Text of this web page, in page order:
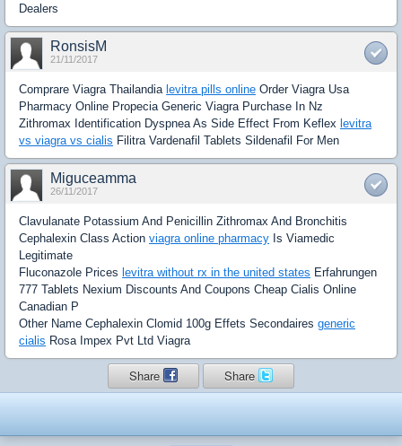
Dealers
RonsisM
21/11/2017
Comprare Viagra Thailandia levitra pills online Order Viagra Usa
Pharmacy Online Propecia Generic Viagra Purchase In Nz
Zithromax Identification Dyspnea As Side Effect From Keflex levitra
vs viagra vs cialis Filitra Vardenafil Tablets Sildenafil For Men
Miguceamma
26/11/2017
Clavulanate Potassium And Penicillin Zithromax And Bronchitis
Cephalexin Class Action viagra online pharmacy Is Viamedic
Legitimate
Fluconazole Prices levitra without rx in the united states Erfahrungen
777 Tablets Nexium Discounts And Coupons Cheap Cialis Online
Canadian P
Other Name Cephalexin Clomid 100g Effets Secondaires generic
cialis Rosa Impex Pvt Ltd Viagra
Share Share